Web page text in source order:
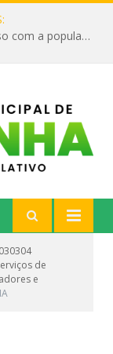
Um símbolo do mandato e do compromisso com a população
de
e